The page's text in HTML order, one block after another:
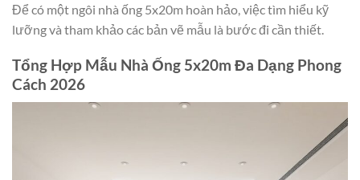
Để có một ngôi nhà ống 5x20m hoàn hảo, việc tìm hiểu kỹ
lưỡng và tham khảo các bản vẽ mẫu là bước đi cần thiết.
Tổng Hợp Mẫu Nhà Ống 5x20m Đa Dạng Phong
Cách 2026